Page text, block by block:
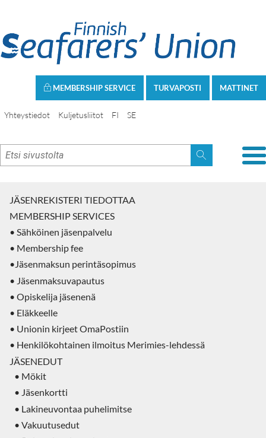
MATTINET
TURVAPOSTI
MEMBERSHIP SERVICE
Yhteystiedot Kuljetusliitot FI SE
JÄSENREKISTERI TIEDOTTAA
MEMBERSHIP SERVICES
• Sähköinen jäsenpalvelu
• Membership fee
•Jäsenmaksun perintäsopimus
• Jäsenmaksuvapautus
• Opiskelija jäsenenä
• Eläkkeelle
• Unionin kirjeet OmaPostiin
• Henkilökohtainen ilmoitus Merimies-lehdessä
JÄSENEDUT
• Mökit
• Jäsenkortti
• Lakineuvontaa puhelimitse
• Vakuutusedut